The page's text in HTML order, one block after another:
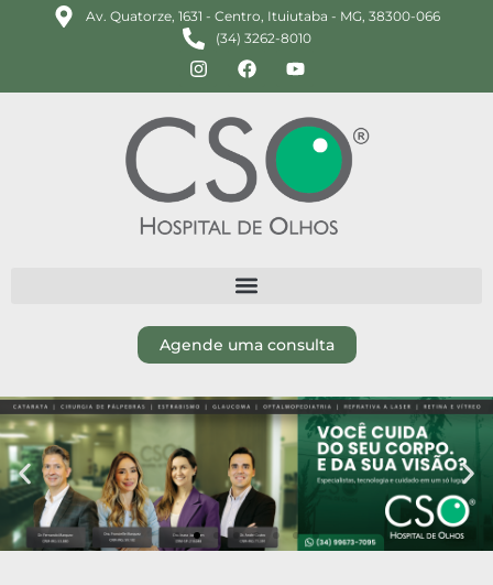
Av. Quatorze, 1631 - Centro, Ituiutaba - MG, 38300-066
(34) 3262-8010
Agende uma consulta